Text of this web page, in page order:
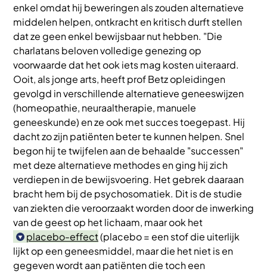
enkel omdat hij beweringen als zouden alternatieve
middelen helpen, ontkracht en kritisch durft stellen
dat ze geen enkel bewijsbaar nut hebben. "Die
charlatans beloven volledige genezing op
voorwaarde dat het ook iets mag kosten uiteraard.
Ooit, als jonge arts, heeft prof Betz opleidingen
gevolgd in verschillende alternatieve geneeswijzen
(homeopathie, neuraaltherapie, manuele
geneeskunde) en ze ook met succes toegepast. Hij
dacht zo zijn patiënten beter te kunnen helpen. Snel
begon hij te twijfelen aan de behaalde "successen"
met deze alternatieve methodes en ging hij zich
verdiepen in de bewijsvoering. Het gebrek daaraan
bracht hem bij de psychosomatiek. Dit is de studie
van ziekten die veroorzaakt worden door de inwerking
van de geest op het lichaam, maar ook het
placebo-effect(placebo = een stof die uiterlijk
lijkt op een geneesmiddel, maar die het niet is en
gegeven wordt aan patiënten die toch een